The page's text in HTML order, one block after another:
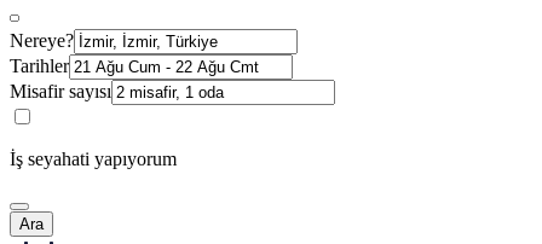
Nereye?
Tarihler
Misafir sayısı
İş seyahati yapıyorum
Ara